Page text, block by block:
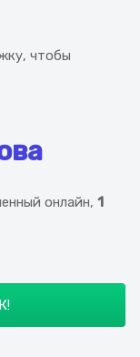
чтобы
онлайн, 1